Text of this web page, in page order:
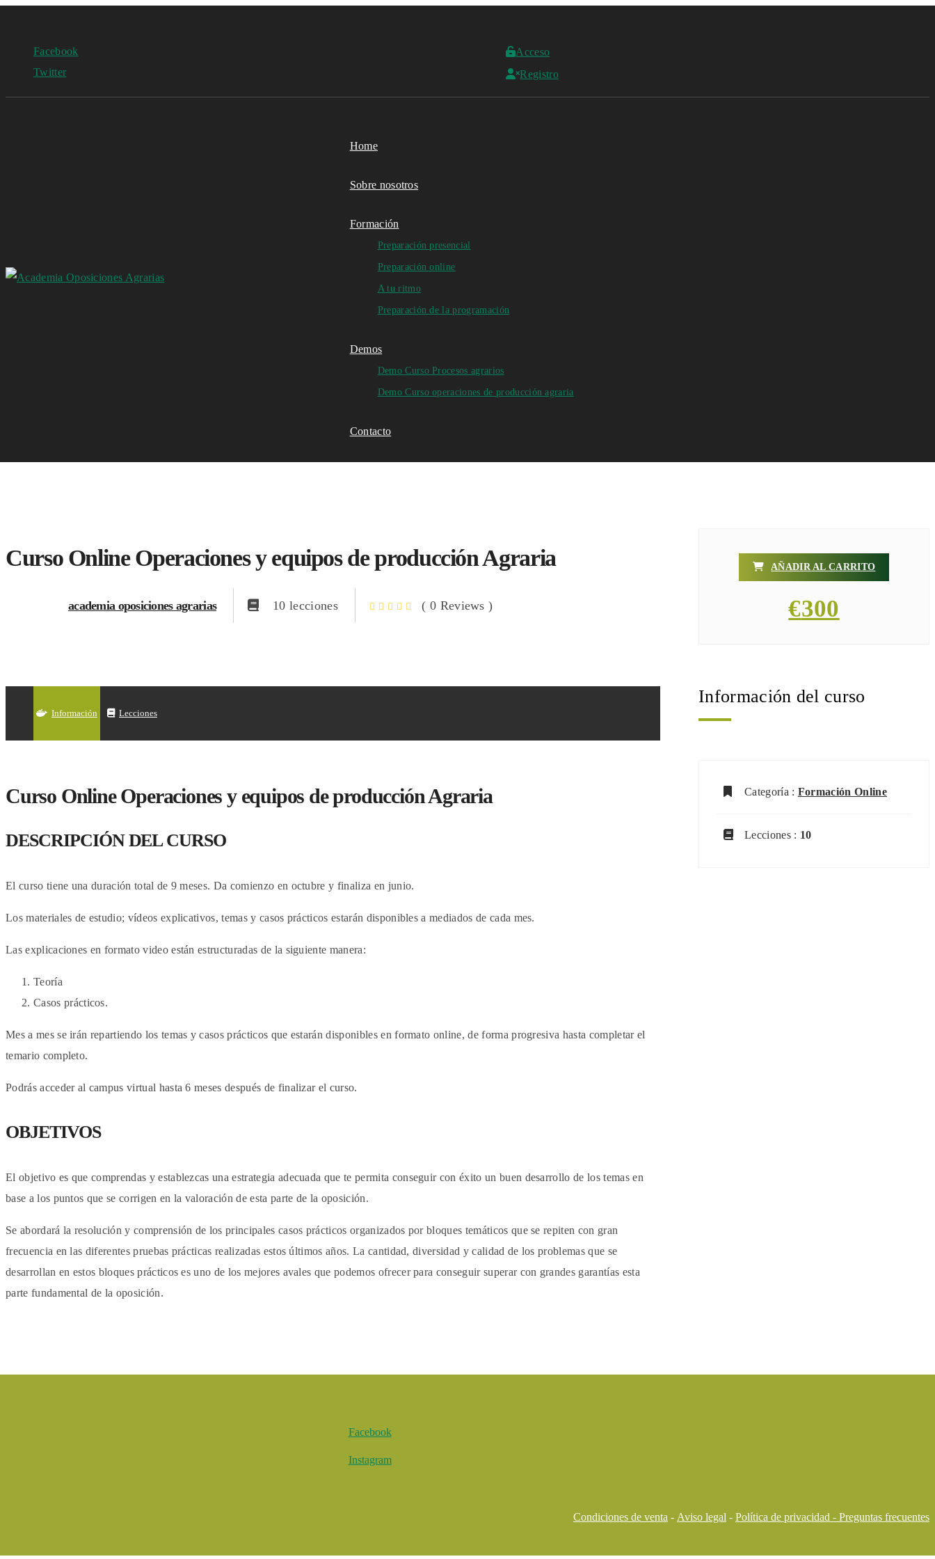
Facebook
Twitter
Acceso
Registro
Home
Sobre nosotros
Formación
Preparación presencial
Preparación online
A tu ritmo
Preparación de la programación
Demos
Demo Curso Procesos agrarios
Demo Curso operaciones de producción agraria
Contacto
Curso Online Operaciones y equipos de producción Agraria
academia oposiciones agrarias 10 lecciones ( 0 Reviews )
AÑADIR AL CARRITO
€300
Información Lecciones
Curso Online Operaciones y equipos de producción Agraria
DESCRIPCIÓN DEL CURSO
El curso tiene una duración total de 9 meses. Da comienzo en octubre y finaliza en junio.
Los materiales de estudio; vídeos explicativos, temas y casos prácticos estarán disponibles a mediados de cada mes.
Las explicaciones en formato video están estructuradas de la siguiente manera:
Teoría
Casos prácticos.
Mes a mes se irán repartiendo los temas y casos prácticos que estarán disponibles en formato online, de forma progresiva hasta completar el
temario completo.
Podrás acceder al campus virtual hasta 6 meses después de finalizar el curso.
OBJETIVOS
El objetivo es que comprendas y establezcas una estrategia adecuada que te permita conseguir con éxito un buen desarrollo de los temas en
base a los puntos que se corrigen en la valoración de esta parte de la oposición.
Se abordará la resolución y comprensión de los principales casos prácticos organizados por bloques temáticos que se repiten con gran
frecuencia en las diferentes pruebas prácticas realizadas estos últimos años. La cantidad, diversidad y calidad de los problemas que se
desarrollan en estos bloques prácticos es uno de los mejores avales que podemos ofrecer para conseguir superar con grandes garantías esta
parte fundamental de la oposición.
Información del curso
Categoría : Formación Online
Lecciones : 10
Facebook
Instagram
Condiciones de venta - Aviso legal - Política de privacidad - Preguntas frecuentes